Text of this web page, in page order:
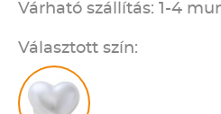
Várható szállítás: 1-4
Választott szín: